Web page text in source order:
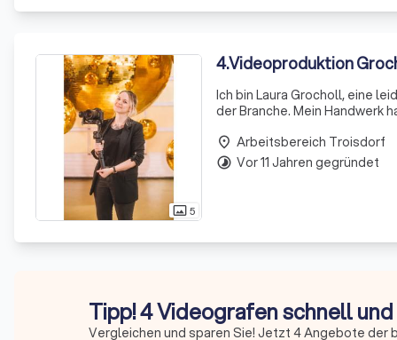
photo_size_select_actual5
4.Videoproduktion
Ich bin Laura Grocholl, eine
der Branche. Mein Handwerk
place Arbeitsbereich Troisdorf
timelapse Vor 11 Jahren gegründet
Tipp! 4 Videografen schnell
Vergleichen und sparen Sie! Jetzt 4 Angebote der